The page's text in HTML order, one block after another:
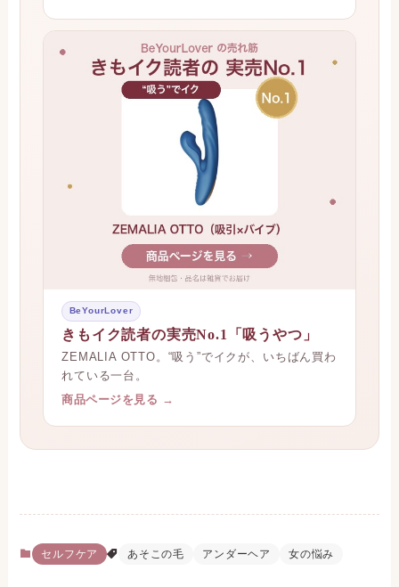
BeYourLover
きもイク読者の実売No.1「吸うやつ」
ZEMALIA OTTO。“吸う”でイクが、いちばん買わ
れている一台。
商品ページを見る →
セルフケア あそこの毛 アンダーヘア 女の悩み